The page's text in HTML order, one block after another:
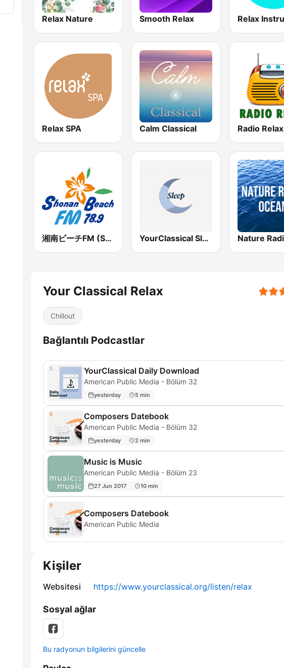
Relax Nature Smooth Relax
Relax SPA Calm Classical Radio Relax
湘南ビーチFM (Shonan Beach FM) YourClassical Sleep
Your Classical Relax
Chillout
Bağlantılı Podcastlar
YourClassical Daily Download
American Public Media - Bölüm 32
yesterday 5 min
Composers Datebook
American Public Media - Bölüm 32
yesterday 2 min
Music is Music
American Public Media - Bölüm 23
27 Jun 2017 10 min
Composers Datebook
American Public Media
Kişiler
Websitesi https://www.yourclassical.org/listen/relax
Sosyal ağlar
Bu radyonun bilgilerini güncelle